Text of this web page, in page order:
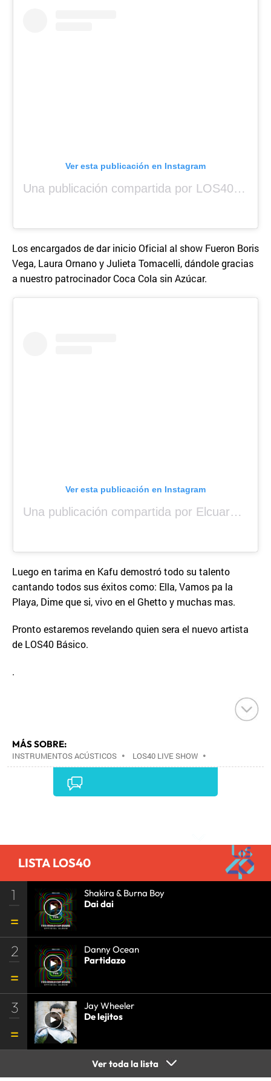
Ver esta publicación en Instagram
Una publicación compartida por LOS40 Panamá (@los40panama)
Los encargados de dar inicio Oficial al show Fueron Boris
Vega, Laura Ornano y Julieta Tomacelli, dándole gracias
a nuestro patrocinador Coca Cola sin Azúcar.
Ver esta publicación en Instagram
Una publicación compartida por Elcuara (@elcuara.25)
Luego en tarima en Kafu demostró todo su talento
cantando todos sus éxitos como: Ella, Vamos pa la
Playa, Dime que si, vivo en el Ghetto y muchas mas.
Pronto estaremos revelando quien sera el nuevo artista
de LOS40 Básico.
.
MÁS SOBRE:
INSTRUMENTOS ACÚSTICOS • LOS40 LIVE SHOW •
CONCIERTOS•LOS40•EVENTOS MUSICALES•
•AGENDA CULTURAL
•PRISA MEDIA•MÚSICA•GRUPO
COMUNICACIÓN•COMUNICACIÓN•
LISTA LOS40
1
Shakira & Burna Boy
Dai dai
2
Danny Ocean
Partidazo
3
Jay Wheeler
De lejitos
Ver toda la lista